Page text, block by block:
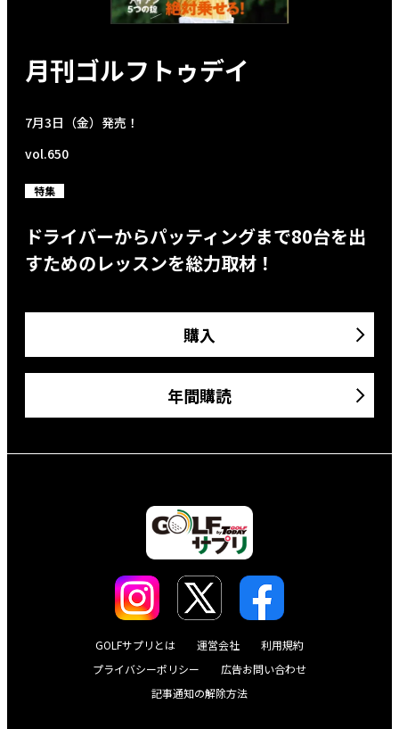
月刊ゴルフトゥデイ
7月3日（金）発売！
vol.650
特集
ドライバーからパッティングまで80台を出
すためのレッスンを総力取材！
購入
年間購読
GOLFサプリとは 運営会社
利用規約
プライバシーポリシー
広告お問い合わせ
記事通知の解除方法